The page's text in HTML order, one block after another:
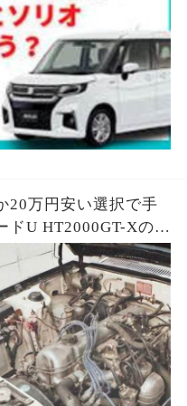
20万円安い選択で手
ドU HT2000GT-Xの秘